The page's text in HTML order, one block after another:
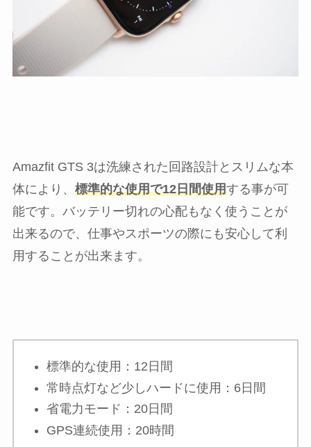
Amazfit GTS 3は洗練された回路設計とスリムな本
体により、 標準的な使用で12日間使用する事が可
能です。バッテリー切れの心配もなく使うことが
出来るので、仕事やスポーツの際にも安心して利
用することが出来ます。
標準的な使用：12日間
常時点灯など少しハードに使用：6日間
省電力モード：20日間
GPS連続使用：20時間